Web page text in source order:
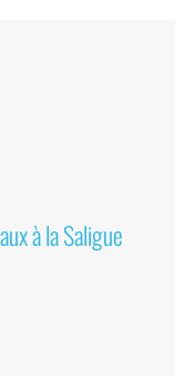
à la Saligue